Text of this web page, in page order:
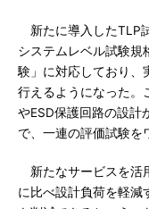
新たに導入したTLP
システムレベル試験
験」に対応しており、
行えるようになった。
やESD保護回路の設計
で、一連の評価試験を
新たなサービスを活
に比べ設計負荷を軽減